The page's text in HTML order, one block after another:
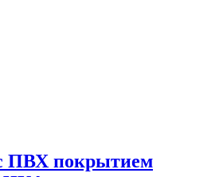
ПВХ покрытием